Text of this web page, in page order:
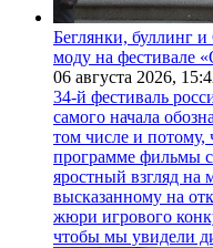
Беглянки, буллинг
моду на фестивале
06 августа 2026,
34-й фестиваль
самого начала
том числе и потому,
программе фильмы
яростный взгляд на
высказанному на
жюри игрового
чтобы мы увидели